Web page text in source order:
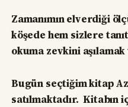
Zamanımın elverdiği
köşede hem sizlere
okuma zevkini aşılamak
Bugün seçtiğim kitap
satılmaktadır. Kitabın